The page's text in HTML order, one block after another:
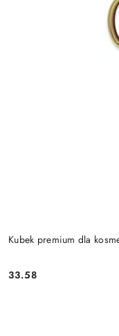
Kubek premium dla
Cena:
33.58